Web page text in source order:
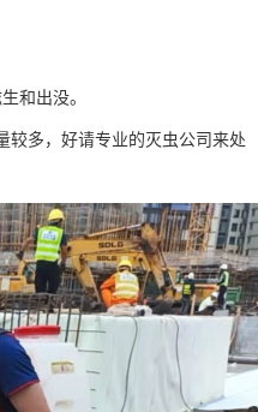
和出没。
较多，好请专业的灭虫公司来处